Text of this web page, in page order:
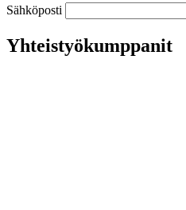
Sähköposti
Yhteistyökumppanit